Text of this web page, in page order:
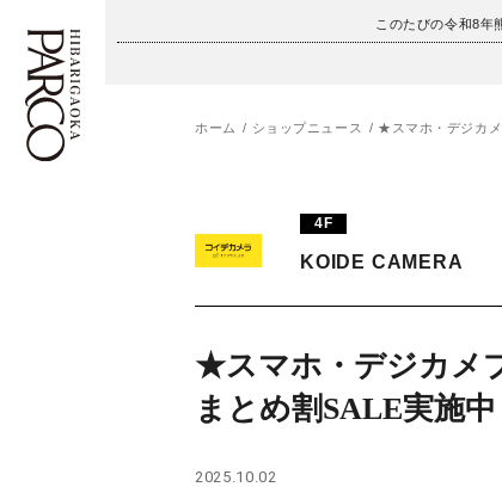
このたびの令和8年
施設案内・アクセス
レストラン・カフェ
TAX FREE
ภาษาไทย
ホーム ショップニュース ★スマホ・デジカ
4F
KOIDE CAMERA
★スマホ・デジカメ
まとめ割SALE実施中
2025.10.02